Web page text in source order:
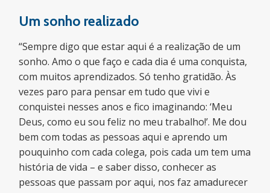
Um sonho realizado
“Sempre digo que estar aqui é a realização de um
sonho. Amo o que faço e cada dia é uma conquista,
com muitos aprendizados. Só tenho gratidão. Às
vezes paro para pensar em tudo que vivi e
conquistei nesses anos e fico imaginando: ‘Meu
Deus, como eu sou feliz no meu trabalho!’. Me dou
bem com todas as pessoas aqui e aprendo um
pouquinho com cada colega, pois cada um tem uma
história de vida – e saber disso, conhecer as
pessoas que passam por aqui, nos faz amadurecer